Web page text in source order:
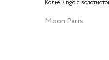
Колье Ringo с
Moon Paris